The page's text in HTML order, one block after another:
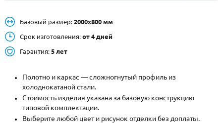
Металлические двери от производителя с доставкой и установкой в
Москве и МО
НАЙТИ:
+7 (495) 411-44-41
INFO@META-M.RU
ЗАПРОСИТЬ РАСЧЕТ
Базовый размер: 2000х800 мм
Срок изготовления: от 4 дней
Гарантия: 5 лет
Полотно и каркас — сложногнутый профиль из
холоднокатаной стали.
Стоимость изделия указана за базовую конструкцию
типовой комплектации.
Выберите любой цвет и рисунок отделки без доплаты.